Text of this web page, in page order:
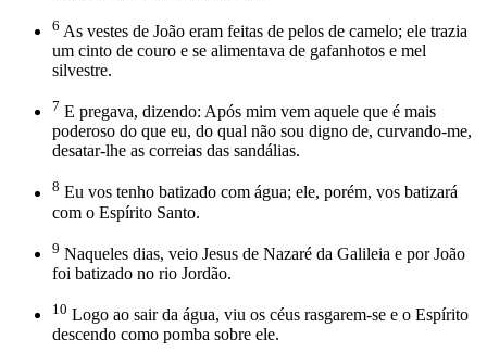
6 As vestes de João eram feitas de pelos de camelo; ele trazia
um cinto de couro e se alimentava de gafanhotos e mel
silvestre.
7 E pregava, dizendo: Após mim vem aquele que é mais
poderoso do que eu, do qual não sou digno de, curvando-me,
desatar-lhe as correias das sandálias.
8 Eu vos tenho batizado com água; ele, porém, vos batizará
com o Espírito Santo.
9 Naqueles dias, veio Jesus de Nazaré da Galileia e por João
foi batizado no rio Jordão.
10 Logo ao sair da água, viu os céus rasgarem-se e o Espírito
descendo como pomba sobre ele.